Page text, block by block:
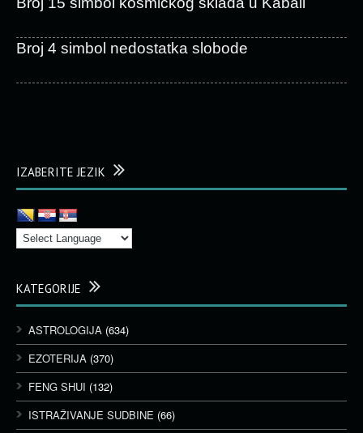
Broj 4 simbol nedostatka slobode
IZABERITE JEZIK
KATEGORIJE
ASTROLOGIJA (634)
EZOTERIJA (370)
FENG SHUI (132)
ISTRAŽIVANJE SUDBINE (66)